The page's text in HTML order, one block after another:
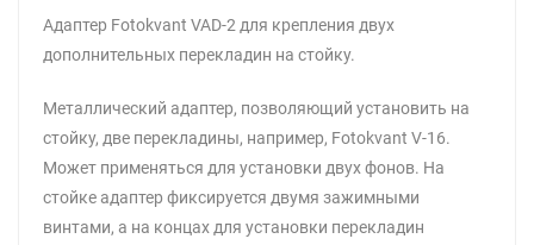
Адаптер Fotokvant VAD-2 для крепления двух
дополнительных перекладин на стойку.
Металлический адаптер, позволяющий установить на
стойку, две перекладины, например, Fotokvant V-16.
Может применяться для установки двух фонов. На
стойке адаптер фиксируется двумя зажимными
винтами, а на концах для установки перекладин